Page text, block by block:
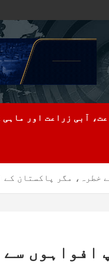
آبی زراعت اور ماہی
خطرہ، مگر پاکستان کے
افواہوں سے